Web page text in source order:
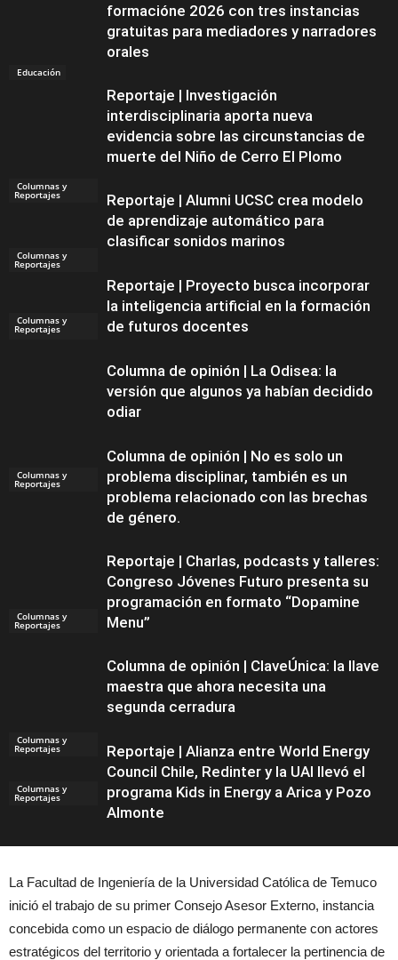
Educación
Columnas y
Reportajes
formacióne 2026 con tres instancias
gratuitas para mediadores y narradores
orales
Columnas y
Reportajes
Reportaje | Investigación
interdisciplinaria aporta nueva
evidencia sobre las circunstancias de
muerte del Niño de Cerro El Plomo
Columnas y
Reportajes
Reportaje | Alumni UCSC crea modelo
de aprendizaje automático para
clasificar sonidos marinos
Columnas y
Reportajes
Reportaje | Proyecto busca incorporar
la inteligencia artificial en la formación
de futuros docentes
Columnas y
Reportajes
Columna de opinión | La Odisea: la
versión que algunos ya habían decidido
odiar
Columnas y
Reportajes
Columna de opinión | No es solo un
problema disciplinar, también es un
problema relacionado con las brechas
de género.
Columnas y
Reportajes
Reportaje | Charlas, podcasts y talleres:
Congreso Jóvenes Futuro presenta su
programación en formato “Dopamine
Menu”
Columnas y
Reportajes
Columna de opinión | ClaveÚnica: la llave
maestra que ahora necesita una
segunda cerradura
Columnas y
Reportaje | Alianza entre World Energy
Council Chile, Redinter y la UAI llevó el
programa Kids in Energy a Arica y Pozo
Almonte
La Facultad de Ingeniería de la Universidad Católica de Temuco
inició el trabajo de su primer Consejo Asesor Externo, instancia
concebida como un espacio de diálogo permanente con actores
estratégicos del territorio y orientada a fortalecer la pertinencia de